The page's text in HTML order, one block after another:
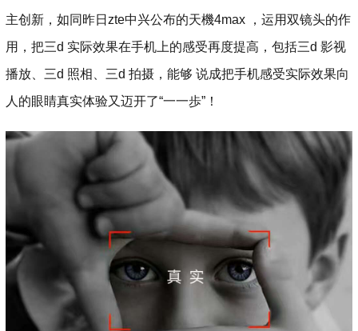
主创新，如同昨日zte中兴公布的天機4max ，运用双镜头的作
用，把三d 实际效果在手机上的感受再度提高，包括三d 影视
播放、三d 照相、三d 拍摄，能够 说成把手机感受实际效果向
人的眼睛真实体验又迈开了“一一歩”！